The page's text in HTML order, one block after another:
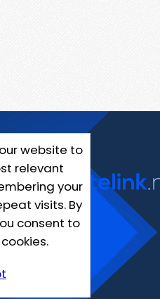
website to
relevant
your
visits. By
consent to